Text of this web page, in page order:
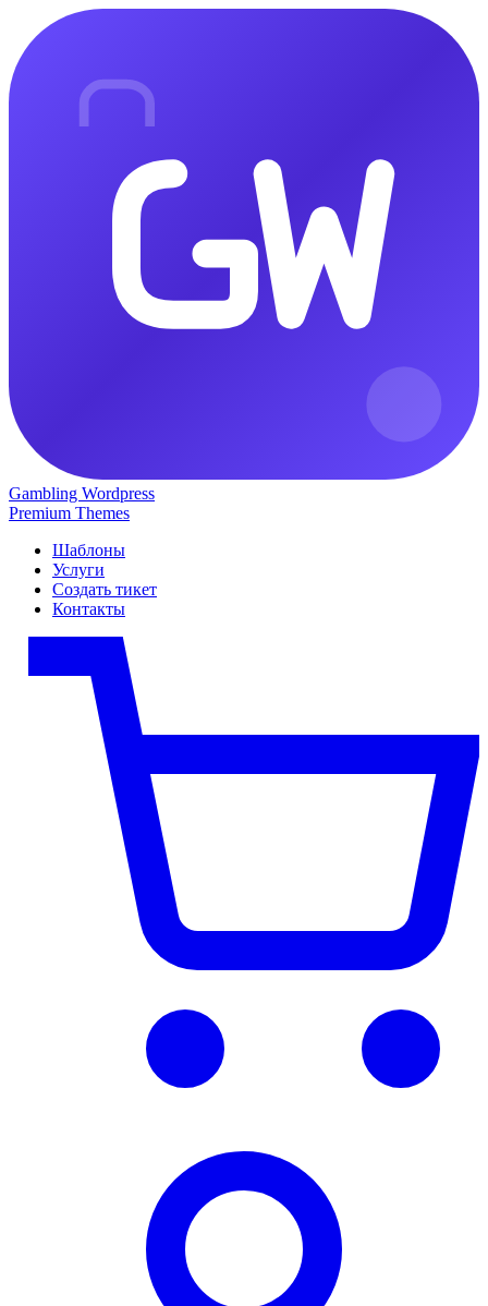
Gambling Wordpress
Premium Themes
Шаблоны
Услуги
Создать тикет
Контакты